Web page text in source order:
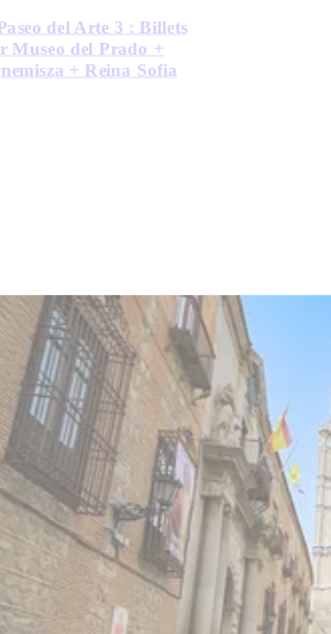
del Arte 3 : Billets
Museo del Prado +
+ Reina Sofia